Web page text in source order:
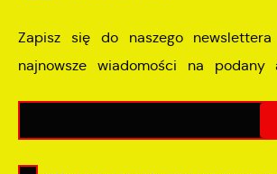
Zapisz się do naszego
najnowsze wiadomości na podany